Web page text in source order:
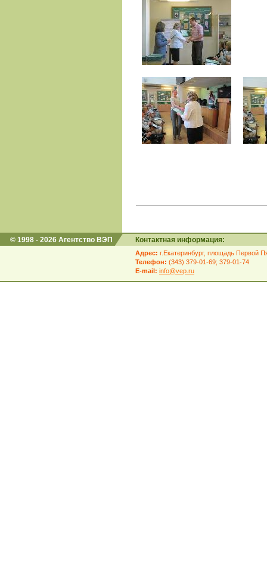
© 1998 - 2026 Агентство ВЭП Контактная информация:
Адрес: г.Екатеринбург, площадь Первой
Телефон: (343) 379-01-69; 379-01-74
E-mail: info@vep.ru